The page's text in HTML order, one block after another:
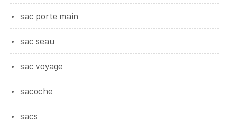
sac porte main
sac seau
sac voyage
sacoche
sacs